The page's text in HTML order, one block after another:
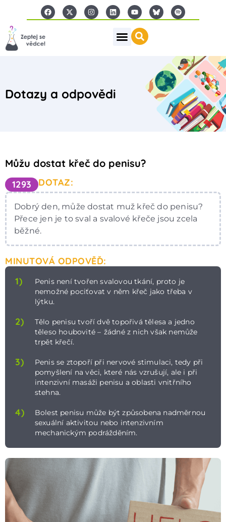
Dotazy a odpovědi
Můžu dostat křeč do penisu?
1293 DOTAZ:
Dobrý den, může dostat muž křeč do penisu?
Přece jen je to sval a svalové křeče jsou zcela
běžné.
MINUTOVÁ ODPOVĚĎ:
1)
Penis není tvořen svalovou tkání, proto je
nemožné pociťovat v něm křeč jako třeba v
lýtku.
2)
Tělo penisu tvoří dvě topořivá tělesa a jedno
těleso houbovité –⁠⁠⁠⁠⁠⁠ žádné z nich však nemůže
trpět křečí.
3)
Penis se ztopoří při nervové stimulaci, tedy při
pomyšlení na věci, které nás vzrušují, ale i při
intenzivní masáži penisu a oblasti vnitřního
stehna.
4)
Bolest penisu může být způsobena nadměrnou
sexuální aktivitou nebo intenzivním
mechanickým podrážděním.